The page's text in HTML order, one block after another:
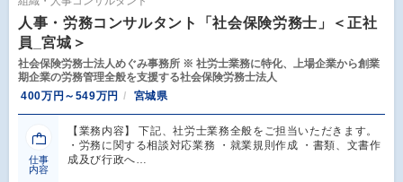
人事・労務コンサルタント「社会保険労務士」＜正社
員_宮城＞
社会保険労務士法人めぐみ事務所 ※ 社労士業務に特化、上場企業から創業
期企業の労務管理全般を支援する社会保険労務士法人
400万円～549万円
宮城県
仕事
内容
【業務内容】 下記、社労士業務全般をご担当いただきます。
・労務に関する相談対応業務 ・就業規則作成 ・書類、文書作
成及び行政へ…